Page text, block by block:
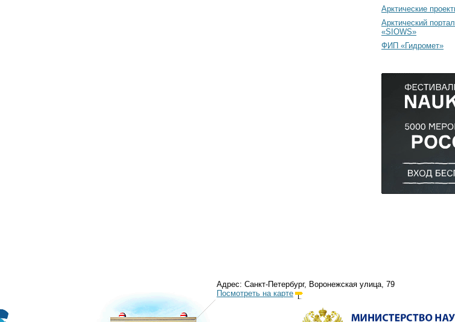
Арктические
Арктический портал
«SIOWS»
ФИП «Гидромет»
Адрес: Санкт-Петербург, Воронежская улица, 79
Посмотреть на карте